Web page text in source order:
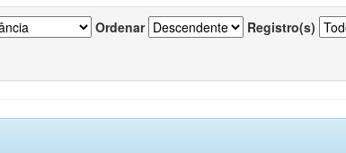
Ordenar Registro(s)